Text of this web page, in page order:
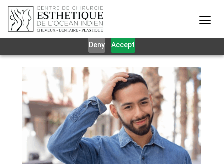
Our website uses cookies to give you the best and most
relevant experience. By clicking on accept, you give your
consent to the use of cookies as per our privacy policy.
Deny Accept